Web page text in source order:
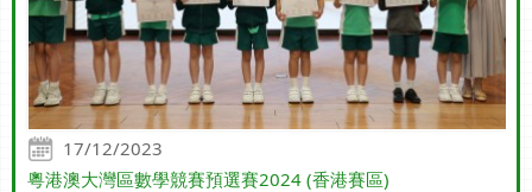
17/12/2023
粵港澳大灣區數學競賽預選賽2024 (香港賽區)